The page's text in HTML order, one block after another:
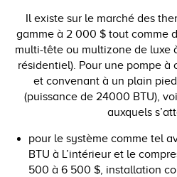
Il existe sur le marché des
gamme à 2 000 $ tout comme
multi-tête ou multizone de luxe
résidentiel). Pour une pompe
et convenant à un plain
(puissance de 24000 BTU),
auxquels
pour le système comme tel
BTU à L’intérieur et le
500 à 6 500 $, installation